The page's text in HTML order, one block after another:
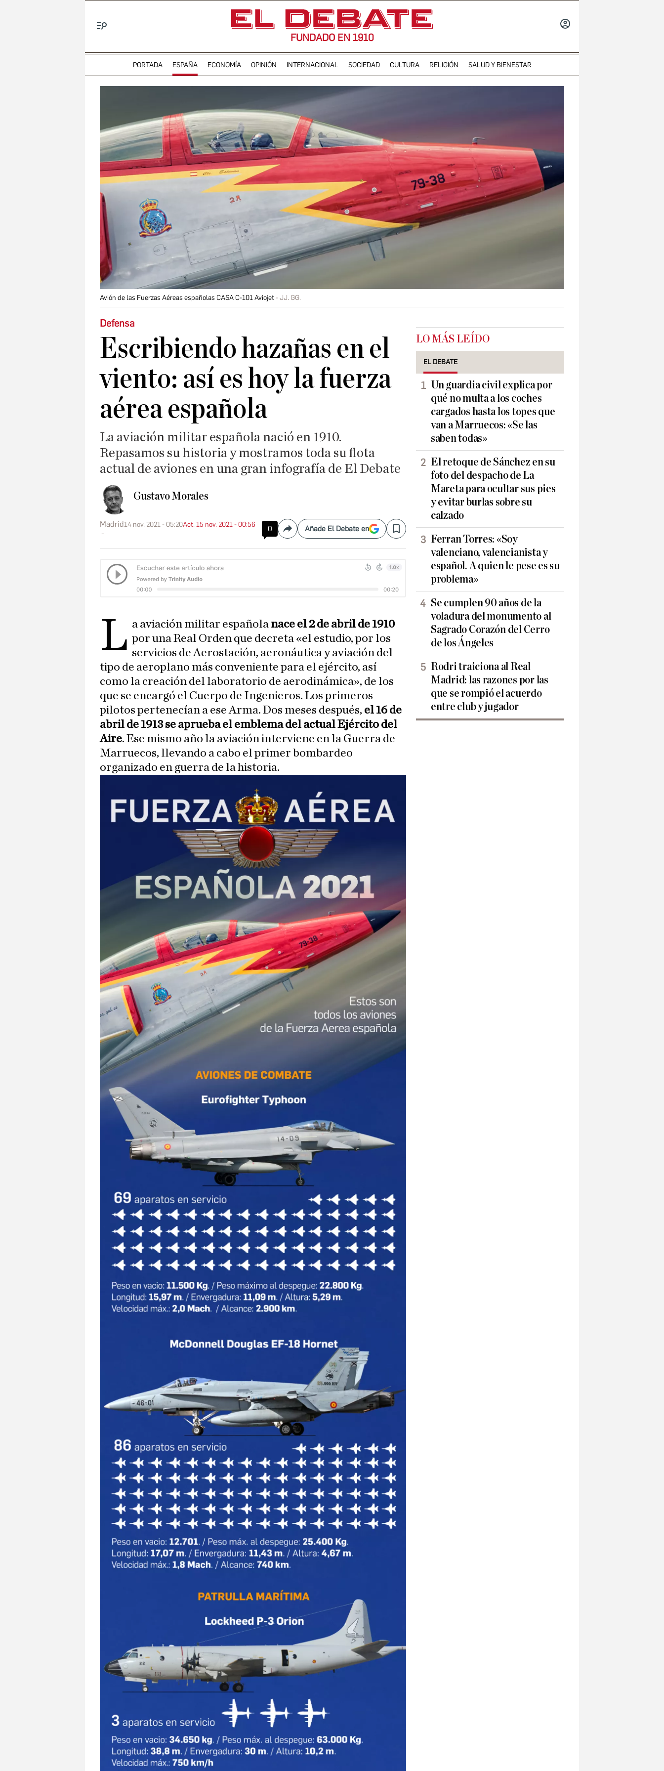
FUNDADO EN 1910
PORTADA ESPAÑA ECONOMÍA OPINIÓN INTERNACIONAL SOCIEDAD CULTURA RELIGIÓN SALUD Y BIENESTAR
Avión de las Fuerzas Aéreas españolas CASA C-101 Aviojet JJ. GG.
Defensa
Escribiendo hazañas en el
viento: así es hoy la fuerza
aérea española
La aviación militar española nació en 1910.
Repasamos su historia y mostramos toda su flota
actual de aviones en una gran infografía de El Debate
Gustavo Morales
Madrid14 nov. 2021 - 05:20Act. 15 nov. 2021 - 00:56 0 CompartirAñade El Debate en Save
L a aviación militar española nace el 2 de abril de 1910
por una Real Orden que decreta «el estudio, por los
servicios de Aerostación, aeronáutica y aviación del
tipo de aeroplano más conveniente para el ejército, así
como la creación del laboratorio de aerodinámica», de los
que se encargó el Cuerpo de Ingenieros. Los primeros
pilotos pertenecían a ese Arma. Dos meses después, el 16 de
abril de 1913 se aprueba el emblema del actual Ejército del
Aire. Ese mismo año la aviación interviene en la Guerra de
Marruecos, llevando a cabo el primer bombardeo
organizado en guerra de la historia.
LO MÁS LEÍDO
EL DEBATE
Un guardia civil explica por
qué no multa a los coches
cargados hasta los topes que
van a Marruecos: «Se las
saben todas»
El retoque de Sánchez en su
foto del despacho de La
Mareta para ocultar sus pies
y evitar burlas sobre su
calzado
Ferran Torres: «Soy
valenciano, valencianista y
español. A quien le pese es su
problema»
Se cumplen 90 años de la
voladura del monumento al
Sagrado Corazón del Cerro
de los Ángeles
Rodri traiciona al Real
Madrid: las razones por las
que se rompió el acuerdo
entre club y jugador